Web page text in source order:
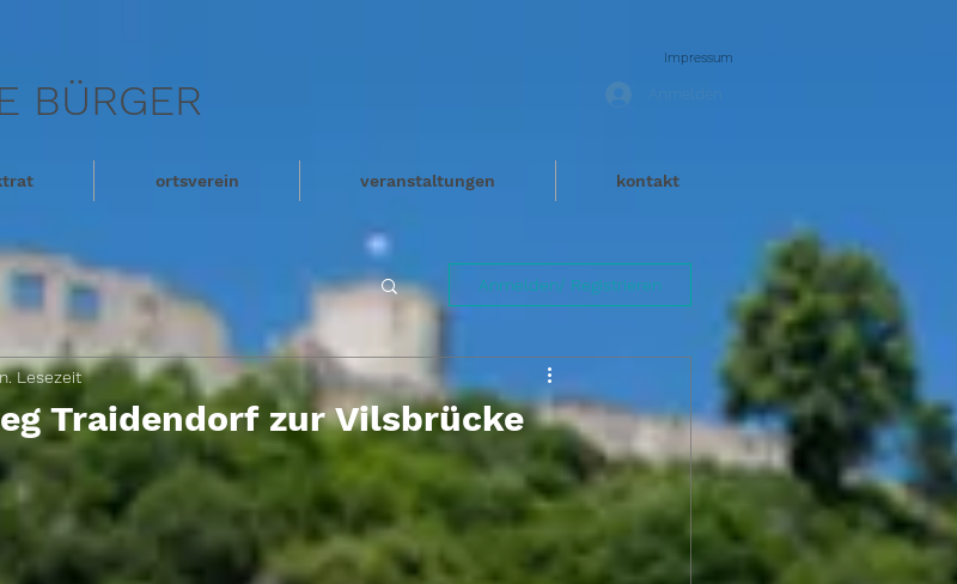
BÜRGER
Impressum
ortsverein veranstaltungen kontakt
Anmelden/ Registrieren
Traidendorf zur Vilsbrücke
Lesezeit